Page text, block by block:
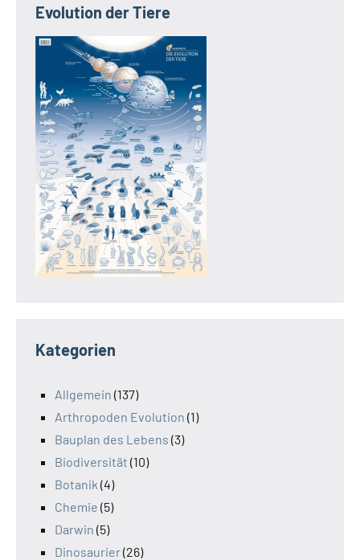
Evolution der Tiere
Kategorien
Allgemein (137)
Arthropoden Evolution (1)
Bauplan des Lebens (3)
Biodiversität (10)
Botanik (4)
Chemie (5)
Darwin (5)
Dinosaurier(26)